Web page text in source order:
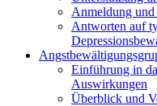
Anmeldung und
Antworten auf
Einführung in
Auswirkungen
Überblick und